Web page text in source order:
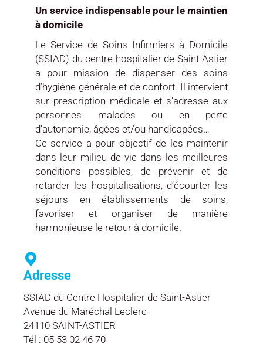
Un service indispensable pour le maintien
à domicile
Le Service de Soins Infirmiers à Domicile
(SSIAD) du centre hospitalier de Saint-Astier
a pour mission de dispenser des soins
d’hygiène générale et de confort. Il intervient
sur prescription médicale et s’adresse aux
personnes malades ou en perte
d’autonomie, âgées et/ou handicapées…
Ce service a pour objectif de les maintenir
dans leur milieu de vie dans les meilleures
conditions possibles, de prévenir et de
retarder les hospitalisations, d’écourter les
séjours en établissements de soins,
favoriser et organiser de manière
harmonieuse le retour à domicile.
Adresse
SSIAD du Centre Hospitalier de Saint-Astier
Avenue du Maréchal Leclerc
24110 SAINT-ASTIER
Tél : 05 53 02 46 70